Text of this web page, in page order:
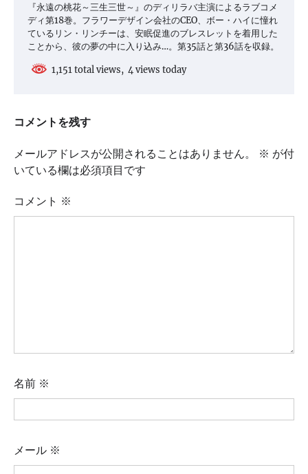
『永遠の桃花～三生三世～』のディリラバ主演によるラブコメ
ディ第18巻。フラワーデザイン会社のCEO、ボー・ハイに憧れ
ているリン・リンチーは、安眠促進のブレスレットを着用した
ことから、彼の夢の中に入り込み…。第35話と第36話を収録。
1,151 total views, 4 views today
コメントを残す
メールアドレスが公開されることはありません。 ※ が付
いている欄は必須項目です
コメント ※
名前 ※
メール ※